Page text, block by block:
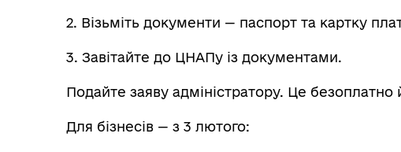
2. Візьміть документи — паспорт та картку
3. Завітайте до ЦНАПу із документами.
Подайте заяву адміністратору. Це
Для бізнесів — з 3 лютого: